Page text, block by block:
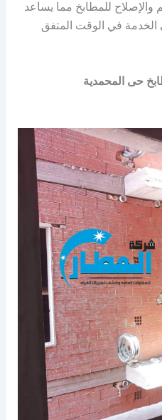
والإصلاح للمطابخ مما يساعد
في الوقت المتفق
حى المحمدية